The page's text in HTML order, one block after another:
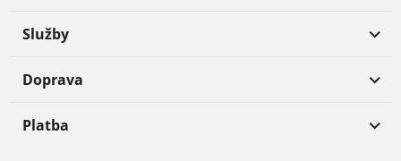
Služby
Doprava
Platba